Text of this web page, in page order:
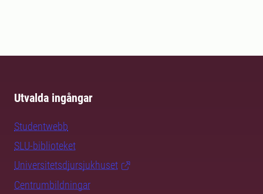
Utvalda ingångar
Studentwebb
SLU-biblioteket
Universitetsdjursjukhuset
Centrumbildningar